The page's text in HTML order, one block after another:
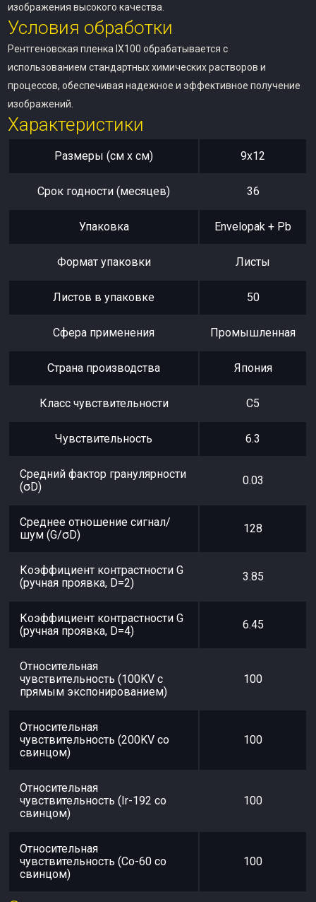
изображения высокого качества.
Условия обработки
Рентгеновская пленка IX100 обрабатывается с
использованием стандартных химических растворов и
процессов, обеспечивая надежное и эффективное получение
изображений.
Характеристики
Размеры (см x см) 9х12
Срок годности (месяцев) 36
Упаковка Envelopak + Pb
Формат упаковки Листы
Листов в упаковке 50
Сфера применения Промышленная
Страна производства Япония
Класс чувствительности С5
Чувствительность 6.3
Средний фактор гранулярности
(σD)
0.03
Среднее отношение сигнал/
шум (G/σD)
128
Коэффициент контрастности G
(ручная проявка, D=2)
3.85
Коэффициент контрастности G
(ручная проявка, D=4)
6.45
Относительная
чувствительность (100KV с
прямым экспонированием)
100
Относительная
чувствительность (200KV со
свинцом)
100
Относительная
чувствительность (Ir-192 со
свинцом)
100
Относительная
чувствительность (Co-60 со
свинцом)
100